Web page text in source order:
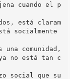
cuando el p
está claram
socialmente
comunidad,
no está tan c
social que su